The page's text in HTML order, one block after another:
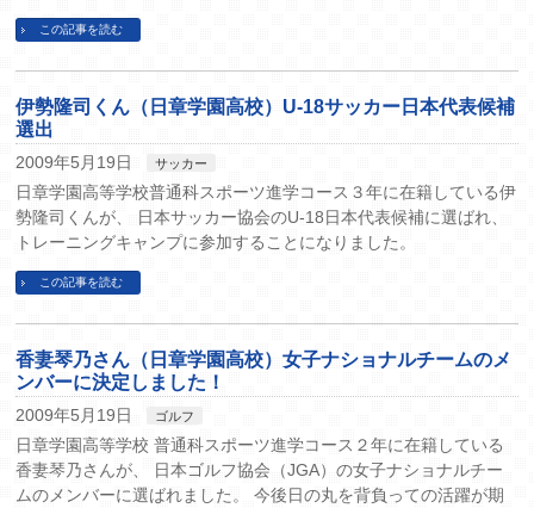
この記事を読む
伊勢隆司くん（日章学園高校）U-18サッカー日本代表候補
選出
2009年5月19日 サッカー
日章学園高等学校普通科スポーツ進学コース３年に在籍している伊
勢隆司くんが、 日本サッカー協会のU-18日本代表候補に選ばれ、
トレーニングキャンプに参加することになりました。
この記事を読む
香妻琴乃さん（日章学園高校）女子ナショナルチームのメ
ンバーに決定しました！
2009年5月19日 ゴルフ
日章学園高等学校 普通科スポーツ進学コース２年に在籍している
香妻琴乃さんが、 日本ゴルフ協会（JGA）の女子ナショナルチー
ムのメンバーに選ばれました。 今後日の丸を背負っての活躍が期